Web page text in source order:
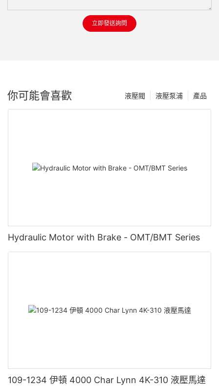
立即發送詢問
你可能會喜歡 產品
液壓泵浦
液壓閥
Hydraulic Motor with Brake - OMT/BMT Series
109-1234 伊頓 4000 Char Lynn 4K-310 液壓馬達